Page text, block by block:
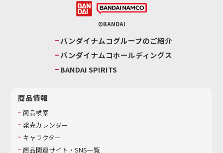
©BANDAI
バンダイナムコグループのご紹介
バンダイナムコホールディングス
BANDAI SPIRITS
商品情報
商品検索
発売カレンダー
キャラクター
商品関連サイト・SNS一覧